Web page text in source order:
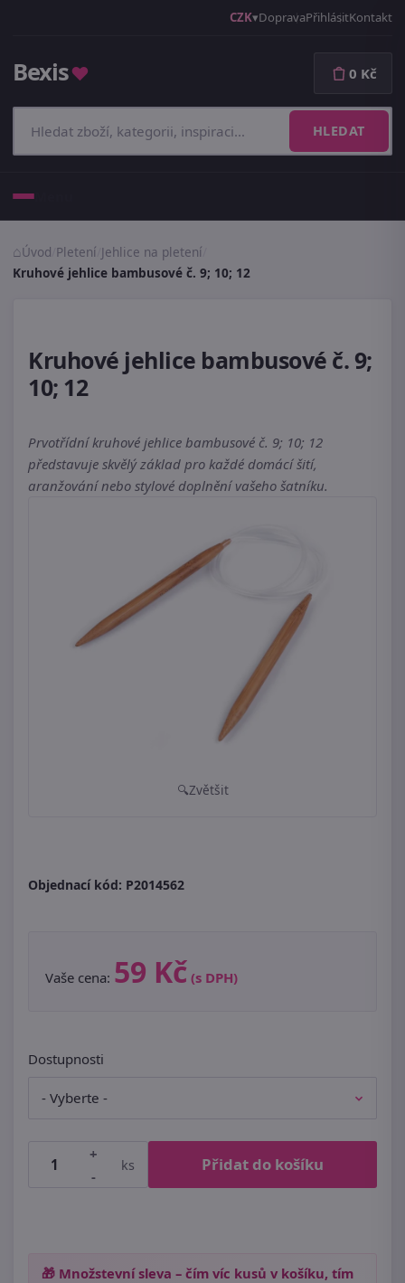
CZK DopravaPřihlásitKontakt
Bexis♥
HLEDAT
0 Kč
Úvod Pletení Jehlice na pletení
Kruhové jehlice bambusové č. 9; 10; 12
Kruhové jehlice bambusové č. 9;
10; 12
Prvotřídní kruhové jehlice bambusové č. 9; 10; 12
představuje skvělý základ pro každé domácí šití,
aranžování nebo stylové doplnění vašeho šatníku.
Zvětšit
Objednací kód: P2014562
Vaše cena: 59 Kč (s DPH)
Dostupnosti
+
-
ks Přidat do košíku
🎁 Množstevní sleva – čím víc kusů v košíku, tím